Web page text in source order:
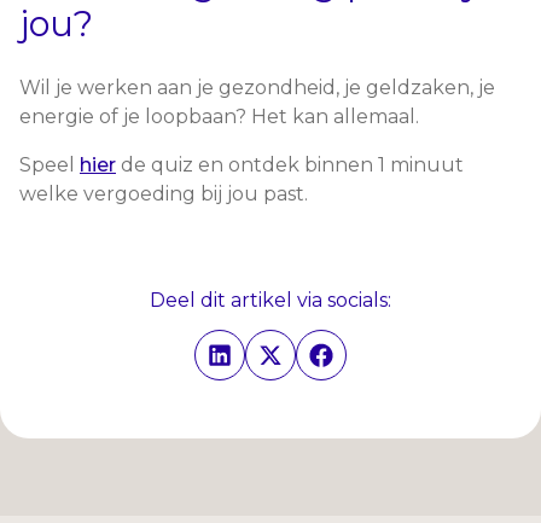
jou?
Wil je werken aan je gezondheid, je geldzaken, je
energie of je loopbaan? Het kan allemaal.
Speel hier de quiz en ontdek binnen 1 minuut
welke vergoeding bij jou past.
Deel dit artikel via socials: